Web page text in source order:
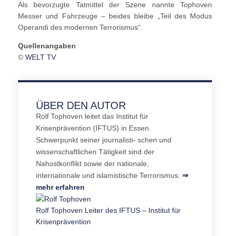
Als bevorzugte Tatmittel der Szene nannte Tophoven
Messer und Fahrzeuge – beides bleibe „Teil des Modus
Operandi des modernen Terrorismus“.
Quellenangaben
© WELT TV
ÜBER DEN AUTOR
Rolf Tophoven leitet das Institut für
Krisenprävention (IFTUS) in Essen.
Schwerpunkt seiner journalisti- schen und
wissenschaftlichen Tätigkeit sind der
Nahostkonflikt sowie der nationale,
internationale und islamistische Terrorismus. ⇒
mehr erfahren
Rolf Tophoven Leiter des IFTUS – Institut für
Krisenprävention